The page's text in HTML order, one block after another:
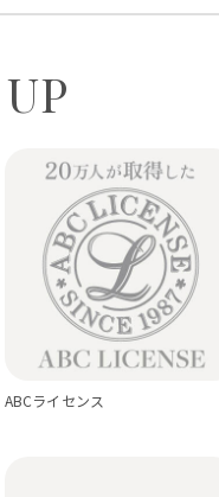
ABCライセンス